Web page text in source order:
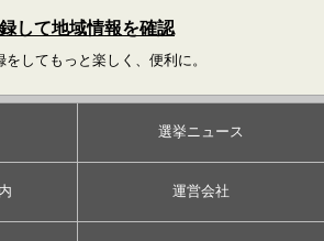
して地域情報を確認
をしてもっと楽しく、便利に。
選挙ニュース
運営会社